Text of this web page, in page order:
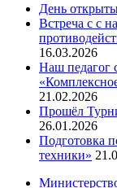
День
Встреча с с
16.03.2026
Наш педагог
21.02.2026
Прошёл
26.01.2026
Подготовка
техники»